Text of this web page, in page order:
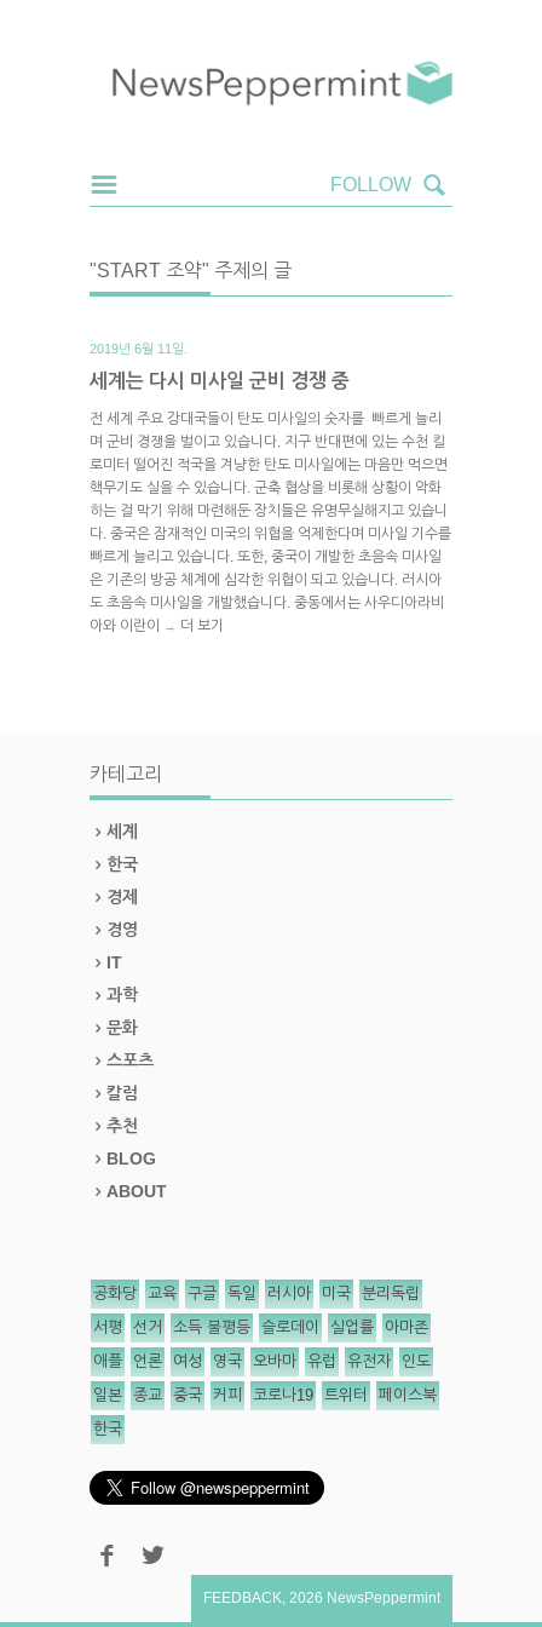
"START 조약" 주제의 글
2019년 6월 11일.
세계는 다시 미사일 군비 경쟁 중
전 세계 주요 강대국들이 탄도 미사일의 숫자를 빠르게 늘리
며 군비 경쟁을 벌이고 있습니다. 지구 반대편에 있는 수천 킬
로미터 떨어진 적국을 겨냥한 탄도 미사일에는 마음만 먹으면
핵무기도 실을 수 있습니다. 군축 협상을 비롯해 상황이 악화
하는 걸 막기 위해 마련해둔 장치들은 유명무실해지고 있습니
다. 중국은 잠재적인 미국의 위협을 억제한다며 미사일 기수를
빠르게 늘리고 있습니다. 또한, 중국이 개발한 초음속 미사일
은 기존의 방공 체계에 심각한 위협이 되고 있습니다. 러시아
도 초음속 미사일을 개발했습니다. 중동에서는 사우디아라비
아와 이란이
→ 더 보기
카테고리
세계
한국
경제
경영
IT
과학
문화
스포츠
칼럼
추천
BLOG
ABOUT
공화당 교육 구글 독일 러시아 미국 분리독립
서평 선거 소득 불평등 슬로데이 실업률 아마존
애플 언론 여성 영국 오바마 유럽 유전자 인도
일본 종교 중국 커피 코로나19 트위터 페이스북
한국
FEEDBACK 2026 NewsPeppermint